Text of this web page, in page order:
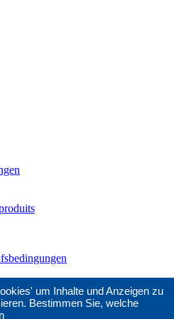
um Inhalte und Anzeigen zu
Bestimmen Sie, welche